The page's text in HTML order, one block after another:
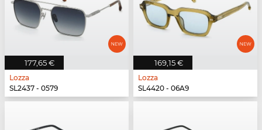
177,65 €
Lozza
SL2437 - 0579
169,15 €
Lozza
SL4420 - 06A9